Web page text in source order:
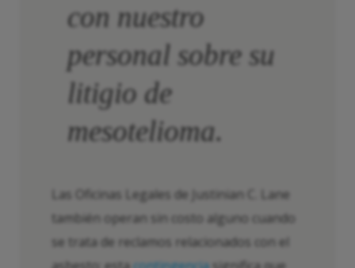
con nuestro
personal sobre su
litigio de
mesotelioma.
Las Oficinas Legales de Justinian C. Lane
también operan sin costo alguno cuando
se trata de reclamos relacionados con el